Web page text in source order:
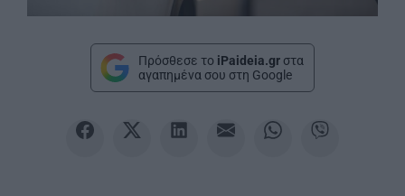
Πρόσθεσε το iPaideia.gr στα
αγαπημένα σου στη Google